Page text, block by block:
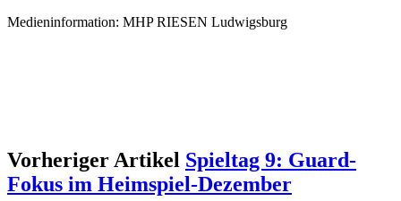
Medieninformation: MHP RIESEN Ludwigsburg
Vorheriger Artikel Spieltag 9: Guard-
Fokus im Heimspiel-Dezember